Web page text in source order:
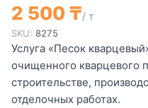
2 500 ₸/ т
SKU: 8275
Услуга «Песок
очищенного кварцевого
строительстве,
отделочных работах.